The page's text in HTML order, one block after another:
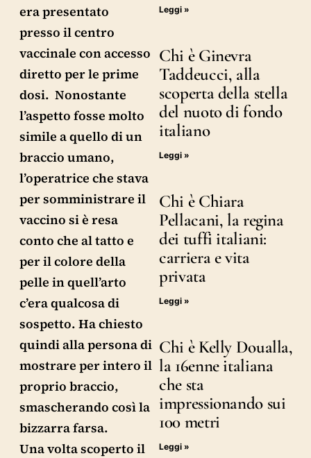
era presentato
presso il centro
vaccinale con accesso
diretto per le prime
dosi. Nonostante
l’aspetto fosse molto
simile a quello di un
braccio umano,
l’operatrice che stava
per somministrare il
vaccino si è resa
conto che al tatto e
per il colore della
pelle in quell’arto
c’era qualcosa di
sospetto. Ha chiesto
quindi alla persona di
mostrare per intero il
proprio braccio,
smascherando così la
bizzarra farsa.
Una volta scoperto il
Leggi »
Chi è Ginevra
Taddeucci, alla
scoperta della stella
del nuoto di fondo
italiano
Leggi »
Chi è Chiara
Pellacani, la regina
dei tuffi italiani:
carriera e vita
privata
Leggi »
Chi è Kelly Doualla,
la 16enne italiana
che sta
impressionando sui
100 metri
Leggi »